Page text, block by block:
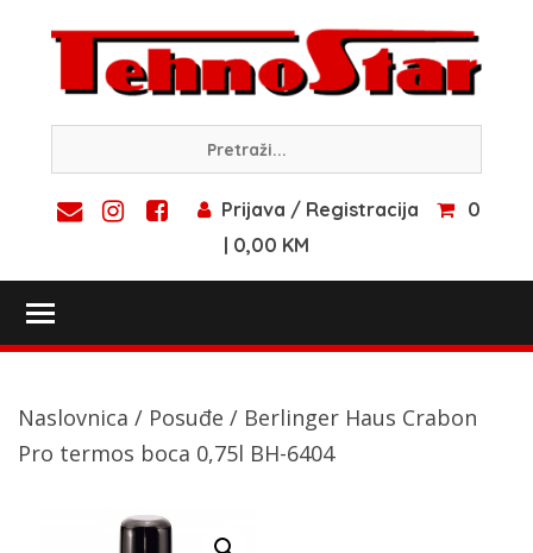
content
Prijava / Registracija
0
| 0,00 KM
Naslovnica / Posuđe / Berlinger Haus Crabon
Pro termos boca 0,75l BH-6404